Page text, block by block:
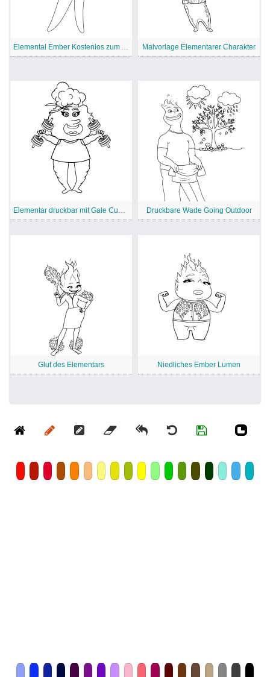
Elemental Ember Kostenlos zum Ausdrucken Malvorlage Elementarer Charakter
Elementar druckbar mit Gale Cumulus Druckbare Wade Going Outdoor
Glut des Elementars Niedliches Ember Lumen